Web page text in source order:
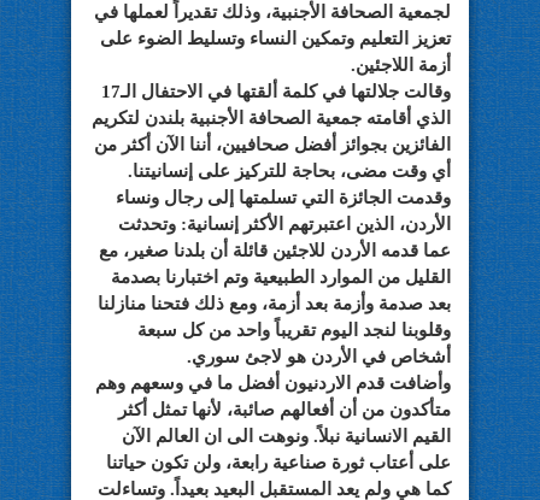
لجمعية الصحافة الأجنبية، وذلك تقديراً لعملها في
تعزيز التعليم وتمكين النساء وتسليط الضوء على
أزمة اللاجئين.
وقالت جلالتها في كلمة ألقتها في الاحتفال الـ17
الذي أقامته جمعية الصحافة الأجنبية بلندن لتكريم
الفائزين بجوائز أفضل صحافيين، أننا الآن أكثر من
أي وقت مضى، بحاجة للتركيز على إنسانيتنا.
وقدمت الجائزة التي تسلمتها إلى رجال ونساء
الأردن، الذين اعتبرتهم الأكثر إنسانية: وتحدثت
عما قدمه الأردن للاجئين قائلة أن بلدنا صغير، مع
القليل من الموارد الطبيعية وتم اختبارنا بصدمة
بعد صدمة وأزمة بعد أزمة، ومع ذلك فتحنا منازلنا
وقلوبنا لنجد اليوم تقريباً واحد من كل سبعة
أشخاص في الأردن هو لاجئ سوري.
وأضافت قدم الاردنيون أفضل ما في وسعهم وهم
متأكدون من أن أفعالهم صائبة، لأنها تمثل أكثر
القيم الانسانية نبلاً. ونوهت الى ان العالم الآن
على أعتاب ثورة صناعية رابعة، ولن تكون حياتنا
كما هي ولم يعد المستقبل البعيد بعيداً. وتساءلت